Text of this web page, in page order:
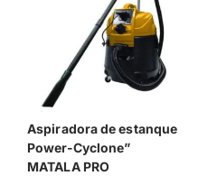
Aspiradora de estanque
Power-Cyclone”
MATALA PRO